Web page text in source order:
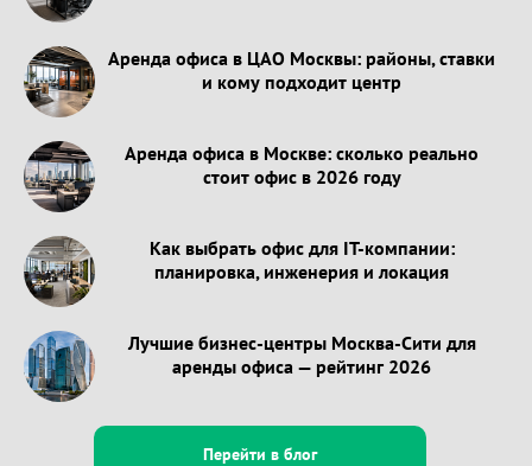
Аренда офиса в ЦАО Москвы: районы, ставки
и кому подходит центр
Аренда офиса в Москве: сколько реально
стоит офис в 2026 году
Как выбрать офис для IT-компании:
планировка, инженерия и локация
Лучшие бизнес-центры Москва-Сити для
аренды офиса — рейтинг 2026
Перейти в блог